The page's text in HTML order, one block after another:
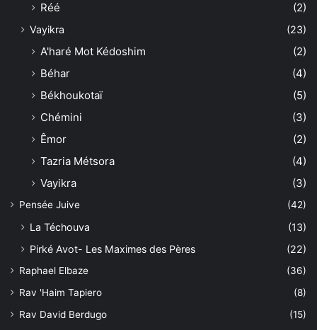
Réé
(2)
Vayikra (23)
A'haré Mot Kédoshim
(2)
Béhar
(4)
Békhoukotaï
(5)
Chémini
(3)
Êmor
(2)
Tazria Métsora
(4)
Vayikra
(3)
Pensée Juive (42)
La Téchouva
(13)
Pirké Avot- Les Maximes des Pères
(22)
Raphael Elbaze
(36)
Rav 'Haim Tapiero
(8)
Rav David Berdugo
(15)